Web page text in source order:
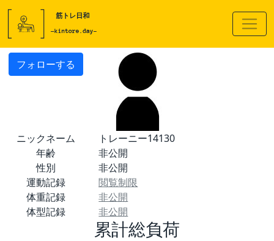
フォローする
ニックネーム
トレーニー14130
年齢
非公開
性別
非公開
運動記録
閲覧制限
体重記録
非公開
体型記録
非公開
累計総負荷